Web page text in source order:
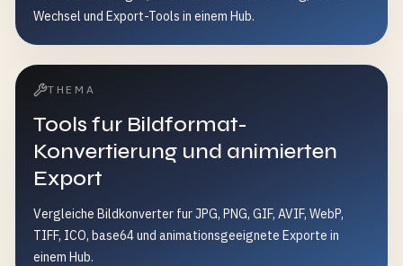
Wechsel und Export-Tools in einem Hub.
THEMA
Tools fur Bildformat-
Konvertierung und animierten
Export
Vergleiche Bildkonverter fur JPG, PNG, GIF, AVIF, WebP,
TIFF, ICO, base64 und animationsgeeignete Exporte in
einem Hub.